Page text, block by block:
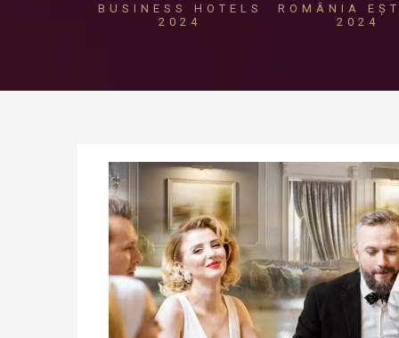
BUSINESS HOTELS
2024
ROMÂNIA
2024